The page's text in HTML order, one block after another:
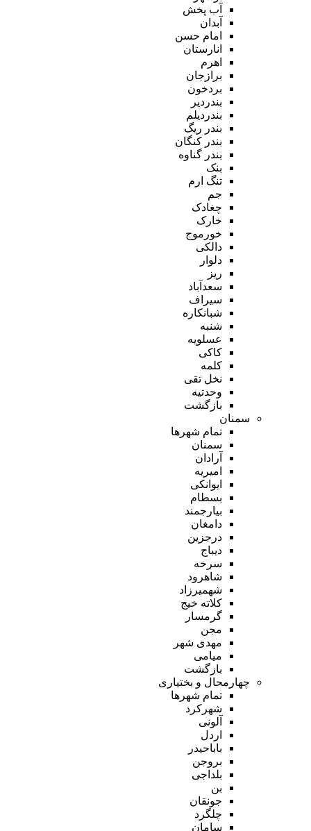
آب پخش
آبدان
امام حسن
انارستان
اهرم
برازجان
بردخون
بندردیر
بندردیلم
بندر ریگ
بندر کنگان
بندر گناوه
بنک
تنگ ارم
جم
چغادک
خارک
خورموج
دالکی
دلوار
ریز
سعدآباد
سیراف
شبانکاره
شنبه
عسلویه
کاکی
کلمه
نخل تقی
وحدتیه
بازگشت
سمنان
تمام شهر‌ها
سمنان
آرادان
امیریه
ایوانکی
بسطام
بیارجمند
دامغان
درجزین
دیباج
سرخه
شاهرود
شهمیرزاد
کلاته خیج
گرمسار
مجن
مهدی شهر
میامی
بازگشت
چهارمحال و بختیاری
تمام شهر‌ها
شهرکرد
آلونی
اردل
باباحیدر
بروجن
بلداجی
بن
جونقان
چلگرد
سامان